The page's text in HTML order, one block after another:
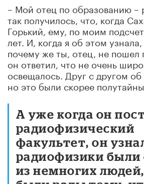
– Мой отец по образованию –
так получилось, что, когда
Горький, ему, по моим
лет. И, когда я об этом
почему же ты, отец, не пошел
он ответил, что не очень
освещалось. Друг с другом об
но это были скорее полутайны.
А уже когда он
радиофизический
факультет, он
радиофизики
из немногих